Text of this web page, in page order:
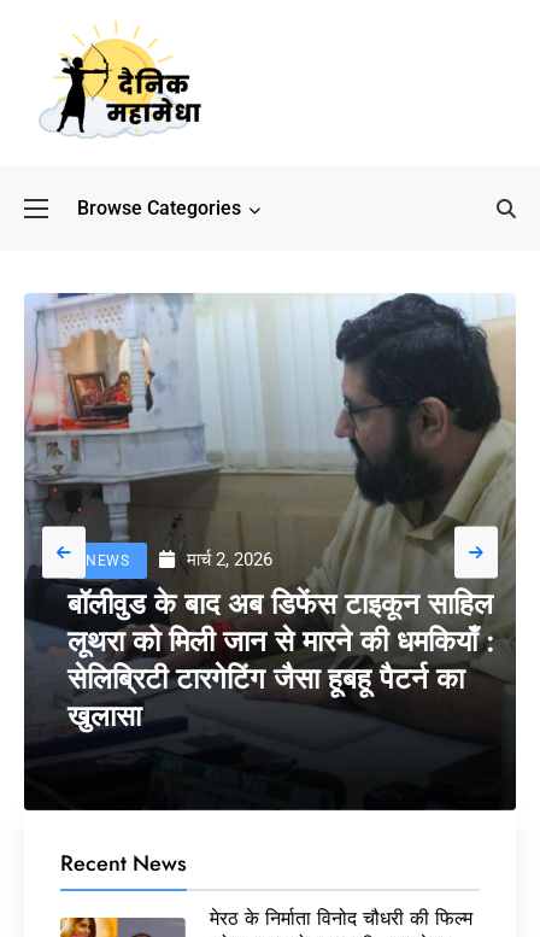
Browse Categories
NEWS मार्च 2, 2026
बॉलीवुड के बाद अब डिफेंस टाइकून साहिल
लूथरा को मिली जान से मारने की धमकियाँ :
सेलिब्रिटी टारगेटिंग जैसा हूबहू पैटर्न का
खुलासा
Recent News
मेरठ के निर्माता विनोद चौधरी की फिल्म